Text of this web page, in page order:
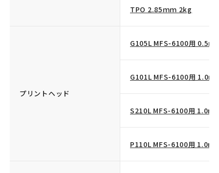
TPO 2.85ｍｍ 2kg
プリントヘッド
G105L MFS-6100用
G101L MFS-6100用
S210L MFS-6100用
P110L MFS-6100用